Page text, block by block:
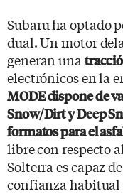
Subaru ha optado
dual. Un motor
generan una
electrónicos en la
MODE dispone de
Snow/Dirt y Deep
formatos para el
libre con respecto
Solterra es capaz
confianza habitual